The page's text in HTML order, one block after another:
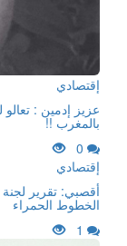
إقتصادي
عزيز إدمين : تعالو
بالمغرب !!
0
إقتصادي
أقصبي: تقرير لجنة
الخطوط الحمراء
1